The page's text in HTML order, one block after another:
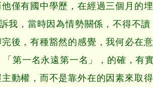
僅有國中學歷，在經過三個月的
我，當時因為情勢關係，不得不
後，有種豁然的感覺，我何必在
第一名永遠第一名」，的確，有
動權，而不是靠外在的因素來取得